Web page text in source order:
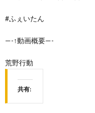
#ふぇいたん
—-↑動画概要—-
荒野行動
共有: